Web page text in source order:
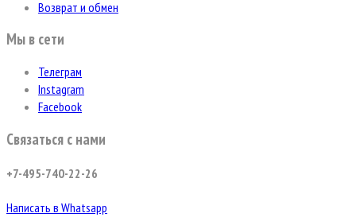
Возврат и обмен
Мы в сети
Телеграм
Instagram
Facebook
Связаться с нами
+7-495-740-22-26
Написать в Whatsapp